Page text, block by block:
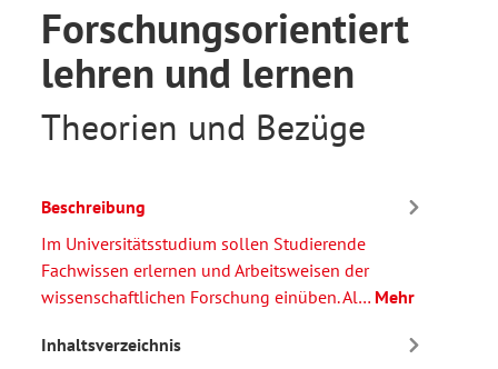
Forschungsorientiert
lehren und lernen
Theorien und Bezüge
Beschreibung
Im Universitätsstudium sollen Studierende
Fachwissen erlernen und Arbeitsweisen der
wissenschaftlichen Forschung einüben. Al… Mehr
Inhaltsverzeichnis